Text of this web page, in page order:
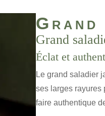
Grand
Éclat et
Le grand saladier
ses larges rayures
faire authentique